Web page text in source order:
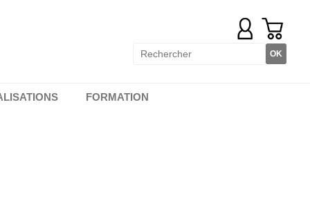
FORMATION